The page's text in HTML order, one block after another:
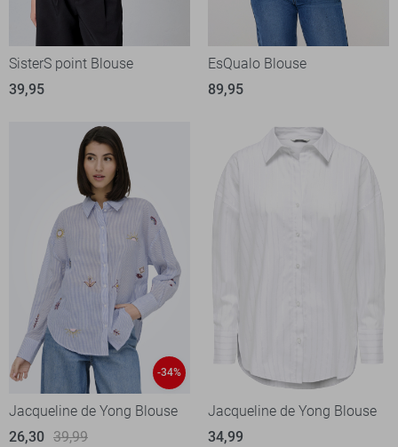
SisterS point Blouse
39,95
EsQualo Blouse
89,95
-34%
Jacqueline de Yong Blouse
26,30 39,99
Jacqueline de Yong Blouse
34,99